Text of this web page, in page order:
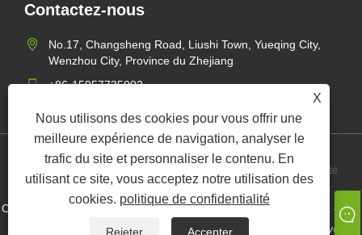
X
Nous utilisons des cookies pour vous offrir une
meilleure expérience de navigation, analyser le
trafic du site et personnaliser le contenu. En
utilisant ce site, vous acceptez notre utilisation des
cookies. politique de confidentialité
Rejeter Accepter
Contactez-nous
No.17, Changsheng Road, Liushi Town, Yueqing City,
Wenzhou City, Province du Zhejiang
+86-15957735002
politique de confidentialité
Copyright © 2023 Yueqing Yage Precision Plastic Co., Ltd - Tie à câble
en nylon, attaches de câble, clips de câble - Tous droits réservés.